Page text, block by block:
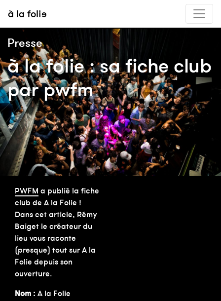
à la folie
à la folie : sa fiche club
par pwfm
Presse
PWFM a publié la fiche
club de A la Folie !
Dans cet article, Rémy
Baiget le créateur du
lieu vous raconte
(presque) tout sur A la
Folie depuis son
ouverture.
Nom : A la Folie